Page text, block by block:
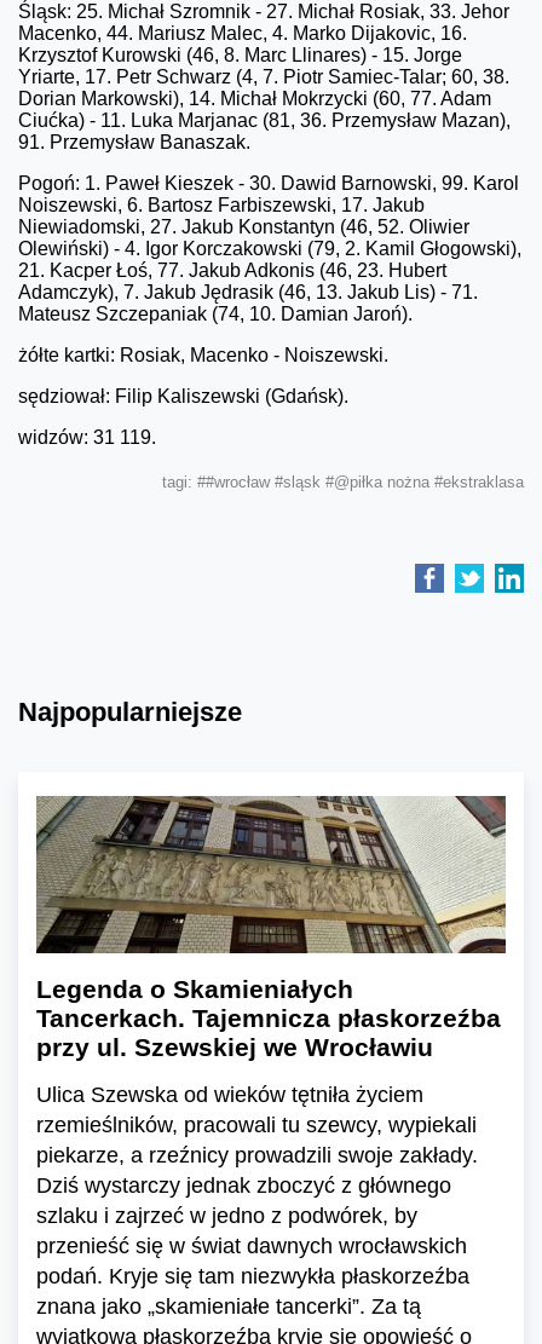
Śląsk: 25. Michał Szromnik - 27. Michał Rosiak, 33. Jehor
Macenko, 44. Mariusz Malec, 4. Marko Dijakovic, 16.
Krzysztof Kurowski (46, 8. Marc Llinares) - 15. Jorge
Yriarte, 17. Petr Schwarz (4, 7. Piotr Samiec-Talar; 60, 38.
Dorian Markowski), 14. Michał Mokrzycki (60, 77. Adam
Ciućka) - 11. Luka Marjanac (81, 36. Przemysław Mazan),
91. Przemysław Banaszak.
Pogoń: 1. Paweł Kieszek - 30. Dawid Barnowski, 99. Karol
Noiszewski, 6. Bartosz Farbiszewski, 17. Jakub
Niewiadomski, 27. Jakub Konstantyn (46, 52. Oliwier
Olewiński) - 4. Igor Korczakowski (79, 2. Kamil Głogowski),
21. Kacper Łoś, 77. Jakub Adkonis (46, 23. Hubert
Adamczyk), 7. Jakub Jędrasik (46, 13. Jakub Lis) - 71.
Mateusz Szczepaniak (74, 10. Damian Jaroń).
żółte kartki: Rosiak, Macenko - Noiszewski.
sędziował: Filip Kaliszewski (Gdańsk).
widzów: 31 119.
tagi: ##wrocław #sląsk #@piłka nożna #ekstraklasa
Najpopularniejsze
Legenda o Skamieniałych
Tancerkach. Tajemnicza płaskorzeźba
przy ul. Szewskiej we Wrocławiu
Ulica Szewska od wieków tętniła życiem
rzemieślników, pracowali tu szewcy, wypiekali
piekarze, a rzeźnicy prowadzili swoje zakłady.
Dziś wystarczy jednak zboczyć z głównego
szlaku i zajrzeć w jedno z podwórek, by
przenieść się w świat dawnych wrocławskich
podań. Kryje się tam niezwykła płaskorzeźba
znana jako „skamieniałe tancerki”. Za tą
wyjątkową płaskorzeźbą kryje się opowieść o